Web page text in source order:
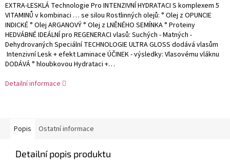
EXTRA-LESKLÁ Technologie Pro INTENZIVNÍ HYDRATACI S komplexem 5
VITAMINŮ v kombinaci … se silou Rostlinných olejů: ° Olej z OPUNCIE
INDICKÉ ° Olej ARGANOVÝ ° Olej z LNĚNÉHO SEMÍNKA ° Proteiny
HEDVÁBNÉ IDEÁLNÍ pro REGENERACI vlasů: Suchých - Matných -
Dehydrovaných Speciální TECHNOLOGIE ULTRA GLOSS dodává vlasům
Intenzivní Lesk + efekt Laminace ÚČINEK - výsledky: Vlasovému vláknu
DODÁVÁ ° hloubkovou Hydrataci +…
Detailní informace
Popis Ostatní informace
Detailní popis produktu